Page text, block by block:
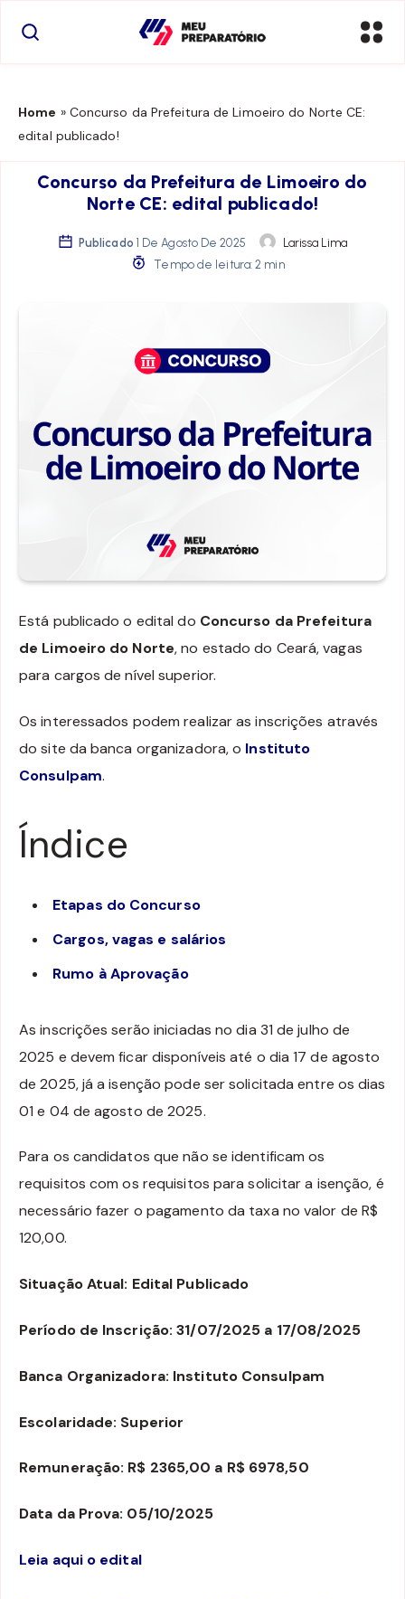
Home » Concurso da Prefeitura de Limoeiro do Norte CE:
edital publicado!
Concurso da Prefeitura de Limoeiro do
Norte CE: edital publicado!
Publicado 1 De Agosto De 2025
Larissa Lima
Tempo de leitura: 2 min
Está publicado o edital do Concurso da Prefeitura
de Limoeiro do Norte, no estado do Ceará, vagas
para cargos de nível superior.
Os interessados podem realizar as inscrições através
do site da banca organizadora, o Instituto
Consulpam.
Índice
Etapas do Concurso
Cargos, vagas e salários
Rumo à Aprovação
As inscrições serão iniciadas no dia 31 de julho de
2025 e devem ficar disponíveis até o dia 17 de agosto
de 2025, já a isenção pode ser solicitada entre os dias
01 e 04 de agosto de 2025.
Para os candidatos que não se identificam os
requisitos com os requisitos para solicitar a isenção, é
necessário fazer o pagamento da taxa no valor de R$
120,00.
Situação Atual: Edital Publicado
Período de Inscrição: 31/07/2025 a 17/08/2025
Banca Organizadora: Instituto Consulpam
Escolaridade: Superior
Remuneração: R$ 2365,00 a R$ 6978,50
Data da Prova: 05/10/2025
Leia aqui o edital